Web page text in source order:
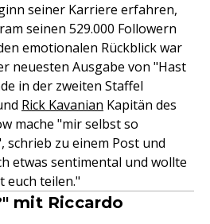
seiner Karriere erfahren,
seinen 529.000 Followern
emotionalen Rückblick war
neuesten Ausgabe von "Hast
in der zweiten Staffel
Rick Kavanian Kapitän des
mache "mir selbst so
schrieb zu einem Post und
etwas sentimental und wollte
euch teilen."
mit Riccardo